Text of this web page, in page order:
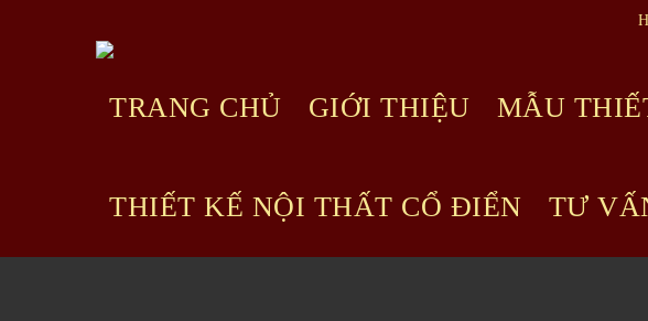
TRANG CHỦ GIỚI THIỆU MẪU
THIẾT KẾ NỘI THẤT CỔ ĐIỂN TƯ